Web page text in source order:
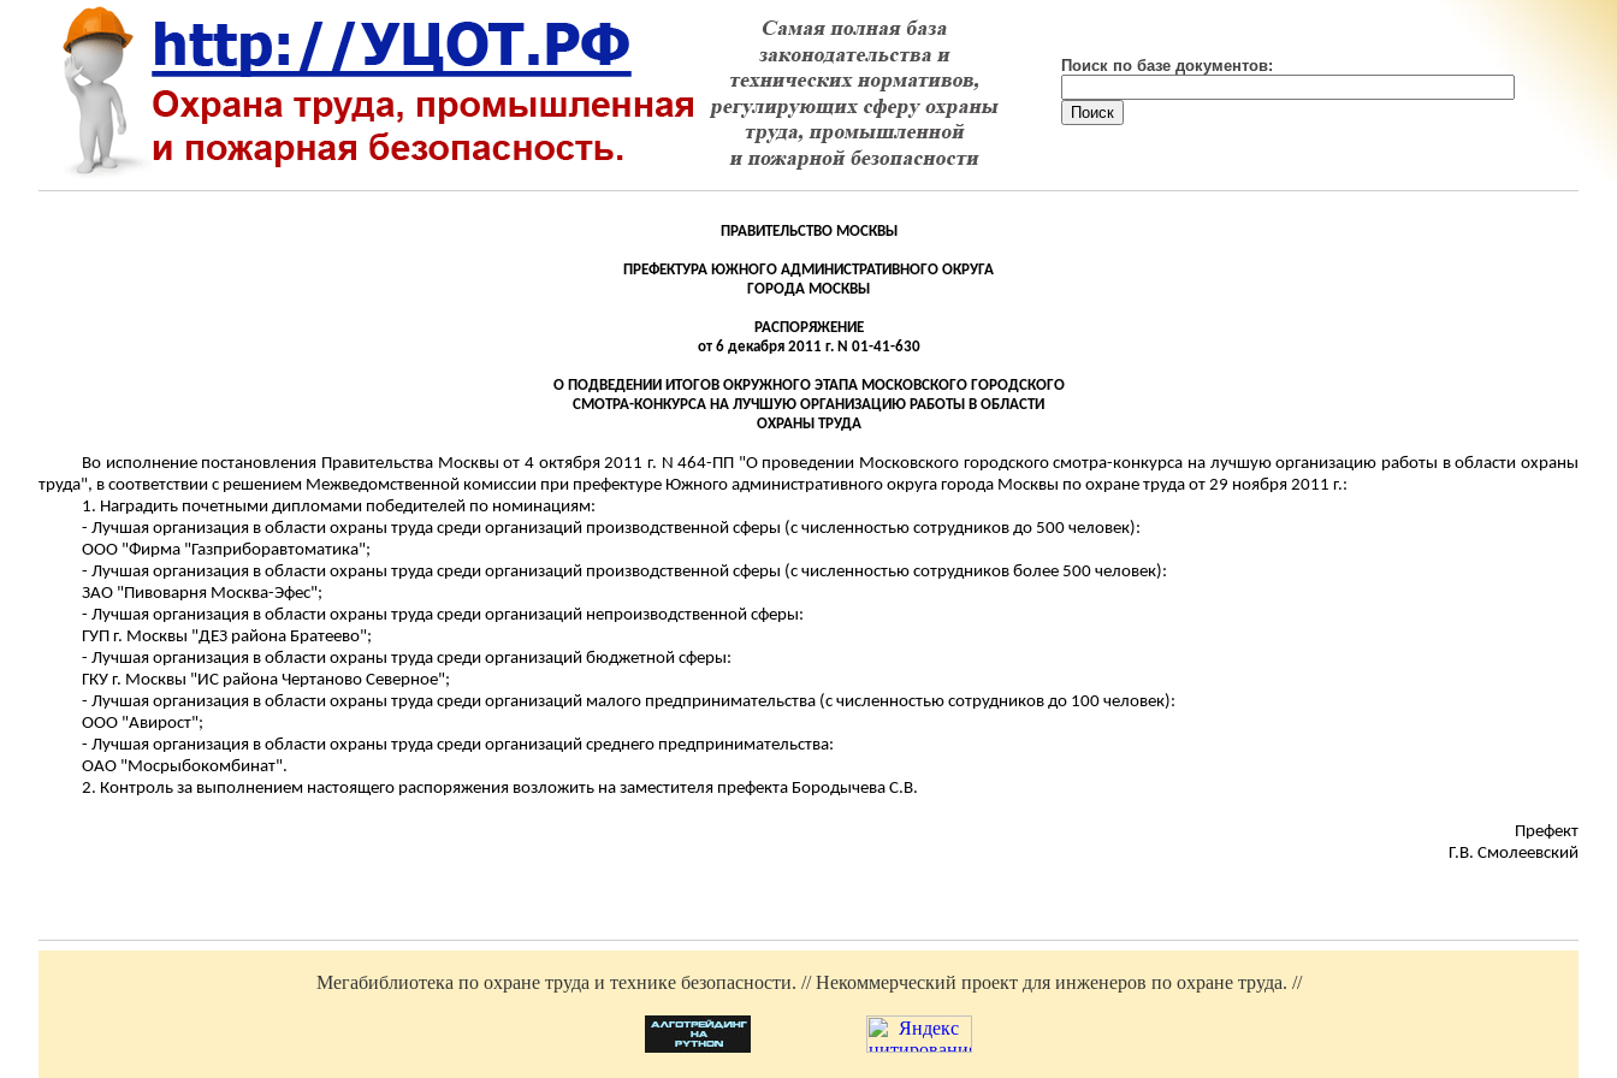
Поиск по базе документов:
ПРАВИТЕЛЬСТВО МОСКВЫ
ПРЕФЕКТУРА ЮЖНОГО АДМИНИСТРАТИВНОГО ОКРУГА
ГОРОДА МОСКВЫ
РАСПОРЯЖЕНИЕ
от 6 декабря 2011 г. N 01-41-630
О ПОДВЕДЕНИИ ИТОГОВ ОКРУЖНОГО ЭТАПА МОСКОВСКОГО ГОРОДСКОГО
СМОТРА-КОНКУРСА НА ЛУЧШУЮ ОРГАНИЗАЦИЮ РАБОТЫ В ОБЛАСТИ
ОХРАНЫ ТРУДА
Во исполнение постановления Правительства Москвы от 4 октября 2011 г. N 464-ПП "О проведении Московского городского смотра-конкурса на лучшую организацию работы в области охраны
труда", в соответствии с решением Межведомственной комиссии при префектуре Южного административного округа города Москвы по охране труда от 29 ноября 2011 г.:
1. Наградить почетными дипломами победителей по номинациям:
- Лучшая организация в области охраны труда среди организаций производственной сферы (с численностью сотрудников до 500 человек):
ООО "Фирма "Газприборавтоматика";
- Лучшая организация в области охраны труда среди организаций производственной сферы (с численностью сотрудников более 500 человек):
ЗАО "Пивоварня Москва-Эфес";
- Лучшая организация в области охраны труда среди организаций непроизводственной сферы:
ГУП г. Москвы "ДЕЗ района Братеево";
- Лучшая организация в области охраны труда среди организаций бюджетной сферы:
ГКУ г. Москвы "ИС района Чертаново Северное";
- Лучшая организация в области охраны труда среди организаций малого предпринимательства (с численностью сотрудников до 100 человек):
ООО "Авирост";
- Лучшая организация в области охраны труда среди организаций среднего предпринимательства:
ОАО "Мосрыбокомбинат".
2. Контроль за выполнением настоящего распоряжения возложить на заместителя префекта Бородычева С.В.
Префект
Г.В. Смолеевский
Мегабиблиотека по охране труда и технике безопасности. // Некоммерческий проект для инженеров по охране труда. //